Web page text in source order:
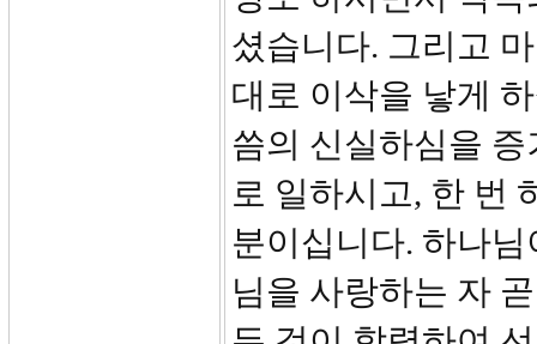
셨습니다. 그리고
대로 이삭을 낳게
씀의 신실하심을
로 일하시고, 한 번
분이십니다. 하나
님을 사랑하는 자